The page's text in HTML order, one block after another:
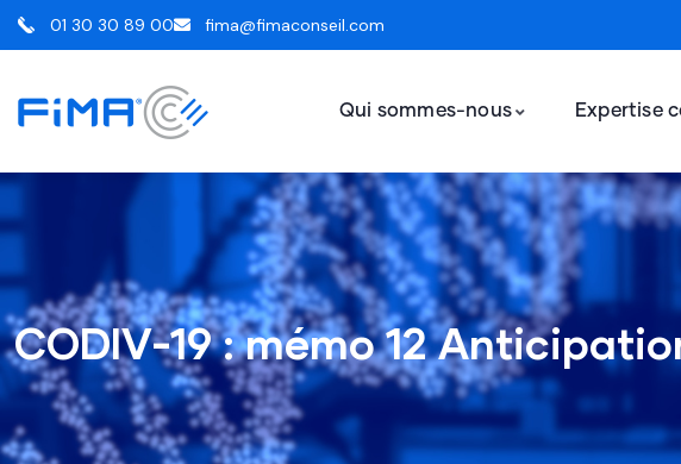
01 30 30 89 00 fima@fimaconseil.com
Qui sommes-nous Expertise
CODIV-19 : mémo 12